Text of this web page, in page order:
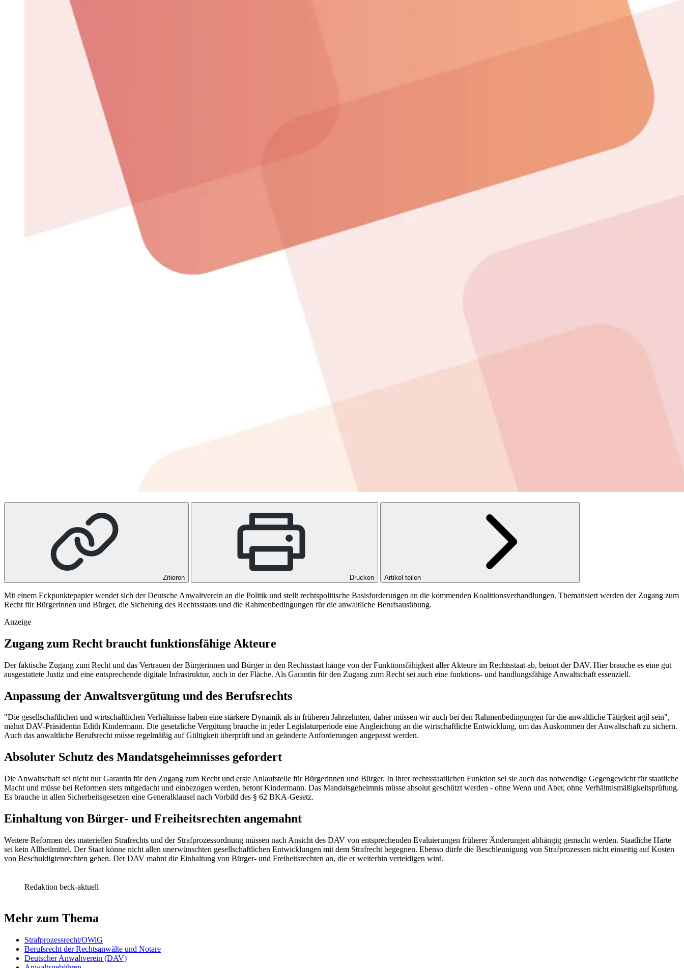
Zitieren Drucken Artikel teilen
Mit einem Eckpunktepapier wendet sich der Deutsche Anwaltverein an die Politik und stellt rechtspolitische Basisforderungen an die kommenden Koalitionsverhandlungen. Thematisiert werden der Zugang zum
Recht für Bürgerinnen und Bürger, die Sicherung des Rechtsstaats und die Rahmenbedingungen für die anwaltliche Berufsausübung.
Anzeige
Zugang zum Recht braucht funktionsfähige Akteure
Der faktische Zugang zum Recht und das Vertrauen der Bürgerinnen und Bürger in den Rechtsstaat hänge von der Funktionsfähigkeit aller Akteure im Rechtsstaat ab, betont der DAV. Hier brauche es eine gut
ausgestattete Justiz und eine entsprechende digitale Infrastruktur, auch in der Fläche. Als Garantin für den Zugang zum Recht sei auch eine funktions- und handlungsfähige Anwaltschaft essenziell.
Anpassung der Anwaltsvergütung und des Berufsrechts
"Die gesellschaftlichen und wirtschaftlichen Verhältnisse haben eine stärkere Dynamik als in früheren Jahrzehnten, daher müssen wir auch bei den Rahmenbedingungen für die anwaltliche Tätigkeit agil sein",
mahnt DAV-Präsidentin Edith Kindermann. Die gesetzliche Vergütung brauche in jeder Legislaturperiode eine Angleichung an die wirtschaftliche Entwicklung, um das Auskommen der Anwaltschaft zu sichern.
Auch das anwaltliche Berufsrecht müsse regelmäßig auf Gültigkeit überprüft und an geänderte Anforderungen angepasst werden.
Absoluter Schutz des Mandatsgeheimnisses gefordert
Die Anwaltschaft sei nicht nur Garantin für den Zugang zum Recht und erste Anlaufstelle für Bürgerinnen und Bürger. In ihrer rechtsstaatlichen Funktion sei sie auch das notwendige Gegengewicht für staatliche
Macht und müsse bei Reformen stets mitgedacht und einbezogen werden, betont Kindermann. Das Mandatsgeheimnis müsse absolut geschützt werden - ohne Wenn und Aber, ohne Verhältnismäßigkeitsprüfung.
Es brauche in allen Sicherheitsgesetzen eine Generalklausel nach Vorbild des § 62 BKA-Gesetz.
Einhaltung von Bürger- und Freiheitsrechten angemahnt
Weitere Reformen des materiellen Strafrechts und der Strafprozessordnung müssen nach Ansicht des DAV von entsprechenden Evaluierungen früherer Änderungen abhängig gemacht werden. Staatliche Härte
sei kein Allheilmittel. Der Staat könne nicht allen unerwünschten gesellschaftlichen Entwicklungen mit dem Strafrecht begegnen. Ebenso dürfe die Beschleunigung von Strafprozessen nicht einseitig auf Kosten
von Beschuldigtenrechten gehen. Der DAV mahnt die Einhaltung von Bürger- und Freiheitsrechten an, die er weiterhin verteidigen wird.
Redaktion beck-aktuell
Mehr zum Thema
Strafprozessrecht/OWiG
Berufsrecht der Rechtsanwälte und Notare
Deutscher Anwaltverein (DAV)